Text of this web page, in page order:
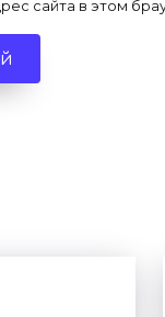
сайта в этом